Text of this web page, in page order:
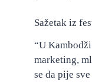
Sažetak iz
“U
marketing,
se da pije